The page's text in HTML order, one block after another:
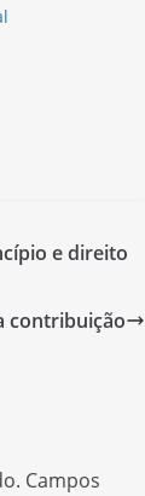
e direito
contribuição
Campos